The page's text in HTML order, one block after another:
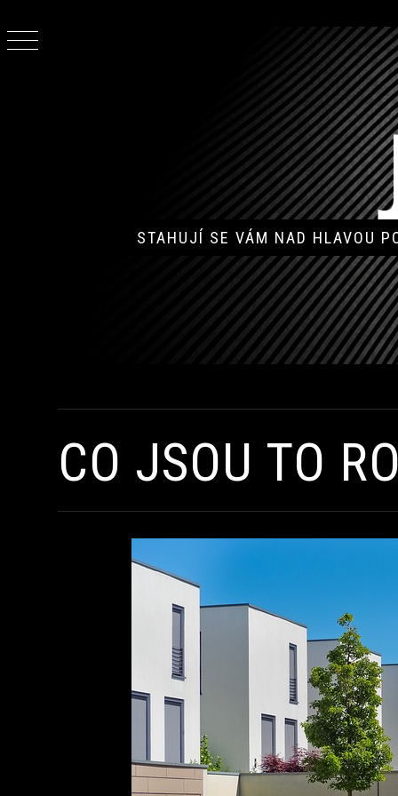
to
content
STAHUJÍ SE VÁM NAD HLAVOU
CO JSOU TO